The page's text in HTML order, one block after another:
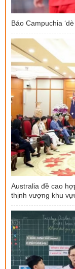
Báo Campuchia
Australia đề cao
thịnh vượng khu